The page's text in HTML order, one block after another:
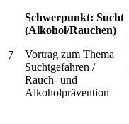
7
Schwerpunkt: Sucht
(Alkohol/Rauchen)
Vortrag zum Thema
Suchtgefahren /
Rauch- und
Alkoholprävention